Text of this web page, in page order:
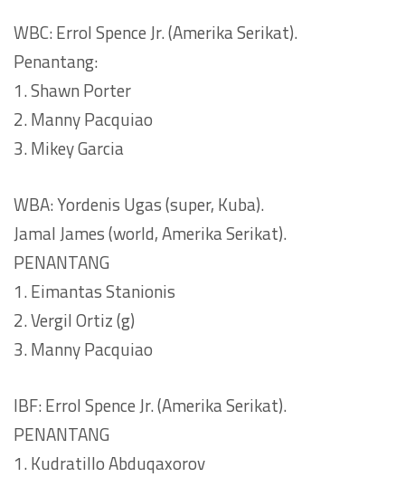
WBC: Errol Spence Jr. (Amerika Serikat).
Penantang:
1. Shawn Porter
2. Manny Pacquiao
3. Mikey Garcia
WBA: Yordenis Ugas (super, Kuba).
Jamal James (world, Amerika Serikat).
PENANTANG
1. Eimantas Stanionis
2. Vergil Ortiz (g)
3. Manny Pacquiao
IBF: Errol Spence Jr. (Amerika Serikat).
PENANTANG
1. Kudratillo Abduqaxorov